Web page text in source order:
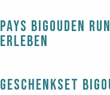
Pays Bigouden
erleben
Geschenkset